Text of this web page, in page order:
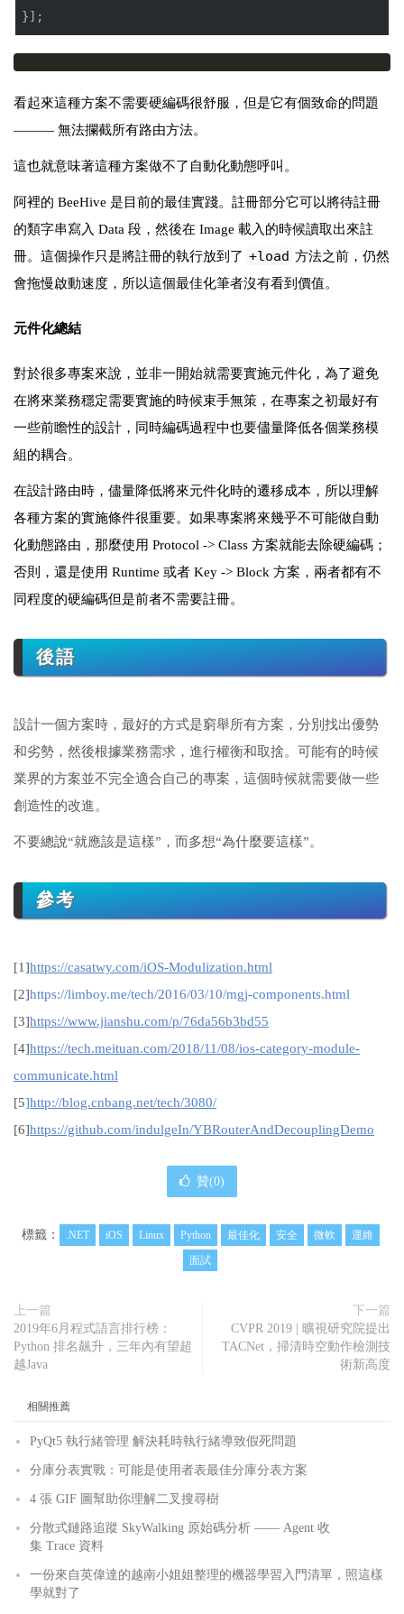
}];
看起來這種方案不需要硬編碼很舒服，但是它有個致命的問題
——— 無法攔截所有路由方法。
這也就意味著這種方案做不了自動化動態呼叫。
阿裡的 BeeHive 是目前的最佳實踐。註冊部分它可以將待註冊
的類字串寫入 Data 段，然後在 Image 載入的時候讀取出來註
冊。這個操作只是將註冊的執行放到了 +load 方法之前，仍然
會拖慢啟動速度，所以這個最佳化筆者沒有看到價值。
元件化總結
對於很多專案來說，並非一開始就需要實施元件化，為了避免
在將來業務穩定需要實施的時候束手無策，在專案之初最好有
一些前瞻性的設計，同時編碼過程中也要儘量降低各個業務模
組的耦合。
在設計路由時，儘量降低將來元件化時的遷移成本，所以理解
各種方案的實施條件很重要。如果專案將來幾乎不可能做自動
化動態路由，那麼使用 Protocol -> Class 方案就能去除硬編碼；
否則，還是使用 Runtime 或者 Key -> Block 方案，兩者都有不
同程度的硬編碼但是前者不需要註冊。
後語
設計一個方案時，最好的方式是窮舉所有方案，分別找出優勢
和劣勢，然後根據業務需求，進行權衡和取捨。可能有的時候
業界的方案並不完全適合自己的專案，這個時候就需要做一些
創造性的改進。
不要總說“就應該是這樣”，而多想“為什麼要這樣”。
參考
[1]https://casatwy.com/iOS-Modulization.html
[2]https://limboy.me/tech/2016/03/10/mgj-components.html
[3]https://www.jianshu.com/p/76da56b3bd55
[4]https://tech.meituan.com/2018/11/08/ios-category-module-
communicate.html
[5]http://blog.cnbang.net/tech/3080/
[6]https://github.com/indulgeIn/YBRouterAndDecouplingDemo
贊(0)
標籤： .NET iOS Linux Python 最佳化 安全 微軟
運維
面試
上一篇
2019年6月程式語言排行榜：
Python 排名飆升，三年內有望超
越Java
下一篇
CVPR 2019 | 曠視研究院提出
TACNet，掃清時空動作檢測技
術新高度
相關推薦
PyQt5 執行緒管理 解決耗時執行緒導致假死問題
分庫分表實戰：可能是使用者表最佳分庫分表方案
4 張 GIF 圖幫助你理解二叉搜尋樹
分散式鏈路追蹤 SkyWalking 原始碼分析 —— Agent 收
集 Trace 資料
一份來自英偉達的越南小姐姐整理的機器學習入門清單，照這樣
學就對了